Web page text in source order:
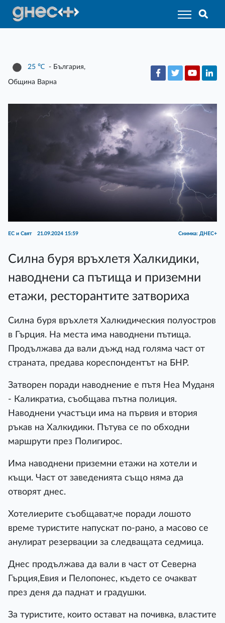
25 ℃ - България,
Община Варна
ЕС и Свят 21.09.2024 15:59 Снимка: ДНЕС+
Силна буря връхлетя Халкидики,
наводнени са пътища и приземни
етажи, ресторантите затвориха
Силна буря връхлетя Халкидическия полуостров
в Гърция. На места има наводнени пътища.
Продължава да вали дъжд над голяма част от
страната, предава кореспондентът на БНР.
Затворен поради наводнение е пътя Неа Муданя
- Каликратиа, съобщава пътна полиция.
Наводнени участъци има на първия и втория
ръкав на Халкидики. Пътува се по обходни
маршрути през Полигирос.
Има наводнени приземни етажи на хотели и
къщи. Част от заведенията също няма да
отворят днес.
Хотелиерите съобщават,че поради лошото
време туристите напускат по-рано, а масово се
анулират резервации за следващата седмица.
Днес продължава да вали в част от Северна
Гърция,Евия и Пелопонес, където се очакват
през деня да паднат и градушки.
За туристите, които остават на почивка, властите